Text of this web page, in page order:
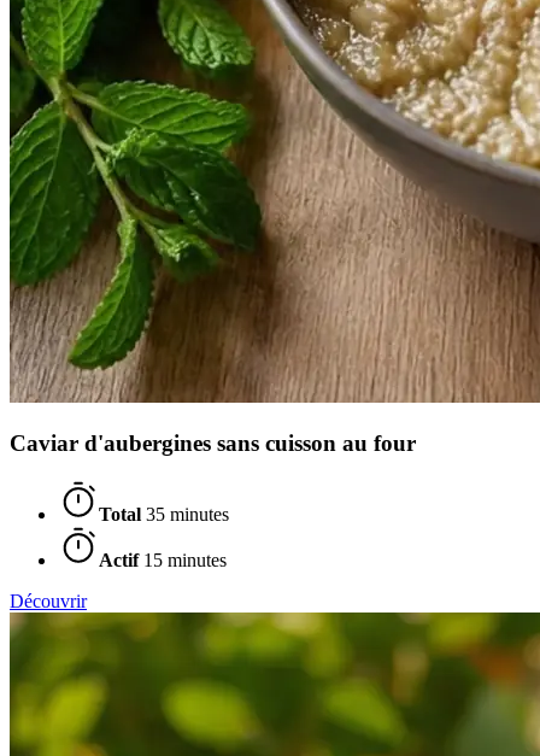
Caviar d'aubergines sans cuisson au four
Total 35 minutes
Actif15 minutes
Découvrir